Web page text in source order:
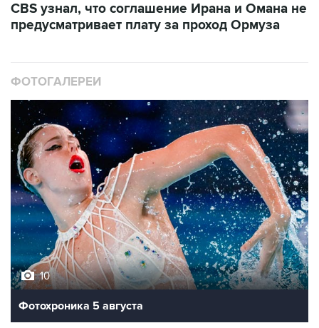
CBS узнал, что соглашение Ирана и Омана не
предусматривает плату за проход Ормуза
ФОТОГАЛЕРЕИ
10
Фотохроника 5 августа